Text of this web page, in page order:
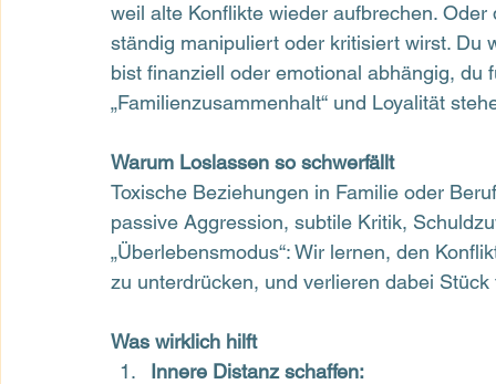
weil alte Konflikte wieder aufbrechen.
ständig manipuliert oder kritisiert wirst. Du
bist finanziell oder emotional abhängig, du
„Familienzusammenhalt“ und Loyalität
Warum Loslassen so schwerfällt
Toxische Beziehungen in Familie oder
passive Aggression, subtile Kritik,
„Überlebensmodus“: Wir lernen, den
zu unterdrücken, und verlieren dabei
Was wirklich hilft
Innere Distanz schaffen: